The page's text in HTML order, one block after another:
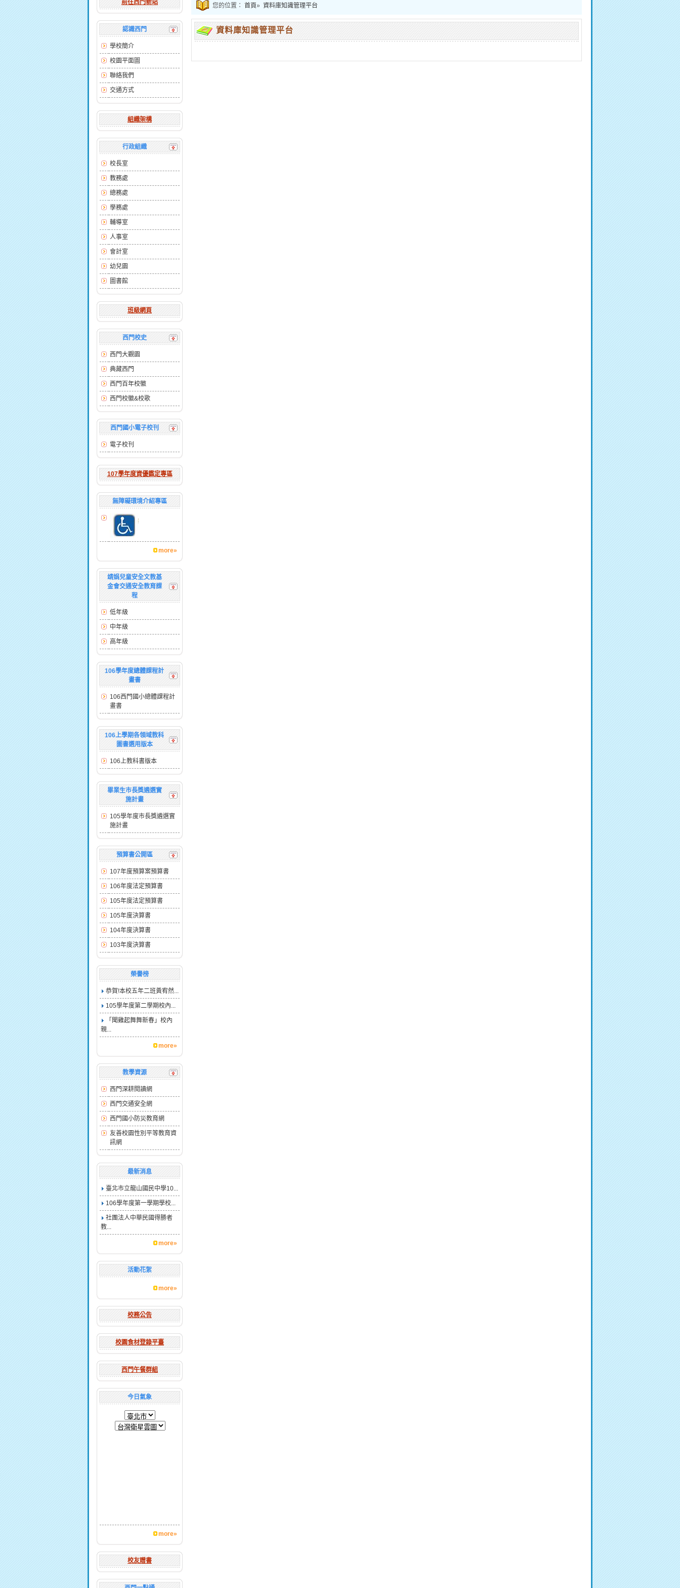
前往西門新站
認識西門
學校簡介
校園平面圖
聯絡我們
交通方式
組織架構
行政組織
校長室
教務處
總務處
學務處
輔導室
人事室
會計室
幼兒園
圖書館
班級網頁
西門校史
西門大觀園
典藏西門
西門百年校徽
西門校徽&校歌
西門國小電子校刊
電子校刊
107學年度資優鑑定專區
無障礙環境介紹專區
more»
靖娟兒童安全文教基
金會交通安全教育課
程
低年級
中年級
高年級
106學年度總體課程計
畫書
106西門國小總體課程計
畫書
106上學期各領域教科
圖書選用版本
106上教科書版本
畢業生市長獎遴選實
施計畫
105學年度市長獎遴選實
施計畫
預算書公開區
107年度預算案預算書
106年度法定預算書
105年度法定預算書
105年度決算書
104年度決算書
103年度決算書
榮譽榜
恭賀!本校五年二班黃宥然...
105學年度第二學期校內...
「聞雞起舞舞新春」校內
親...
more»
教學資源
西門深耕閱讀網
西門交通安全網
西門國小防災教育網
友善校園性別平等教育資
訊網
最新消息
臺北市立龍山國民中學10...
106學年度第一學期學校...
社團法人中華民國得勝者
教...
more»
活動花絮
more»
校務公告
校園食材登錄平臺
西門午餐群組
今日氣象
more»
校友贈書
您的位置： 首頁» 資料庫知識管理平台
資料庫知識管理平台